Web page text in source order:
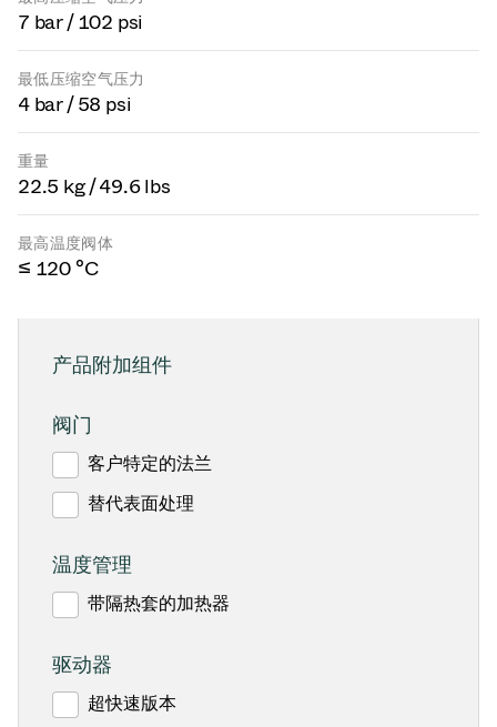
7 bar / 102 psi
最低压缩空气压力
4 bar / 58 psi
重量
22.5 kg / 49.6 lbs
最高温度阀体
≤ 120 °C
产品附加组件
阀门
客户特定的法兰
替代表面处理
温度管理
带隔热套的加热器
驱动器
超快速版本